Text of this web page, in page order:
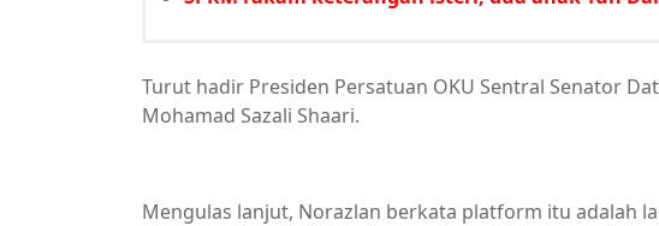
Turut hadir Presiden Persatuan OKU Sentral Senator
Mohamad Sazali Shaari.
Mengulas lanjut, Norazlan berkata platform itu adalah